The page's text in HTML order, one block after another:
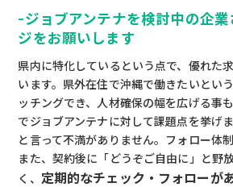
-ジョブアンテナを検討中の企業
ジをお願いします
県内に特化しているという点で、優れた
います。県外在住で沖縄で働きたいとい
ッチングでき、人材確保の幅を広げる事
でジョブアンテナに対して課題点を挙げ
と言って不満がありません。フォロー体
また、契約後に「どうぞご自由に」と野
く、 定期的なチェック・フォローが